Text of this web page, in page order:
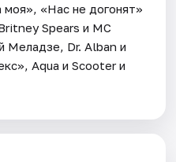
«Нас не догонят»
Spears и MС
Меладзе, Dr. Alban и
Aqua и Scooter и